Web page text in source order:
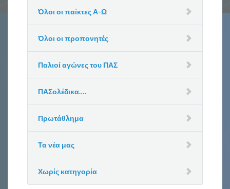
Όλοι οι παίκτες Α-Ω
Όλοι οι προπονητές
Παλιοί αγώνες του ΠΑΣ
ΠΑΣολέδικα….
Πρωτάθλημα
Τα νέα μας
Χωρίς κατηγορία